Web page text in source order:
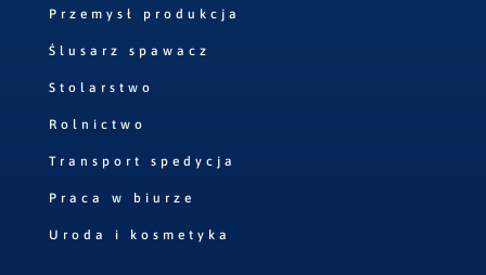
Przemysł produkcja
Ślusarz spawacz
Stolarstwo
Rolnictwo
Transport spedycja
Praca w biurze
Uroda i kosmetyka